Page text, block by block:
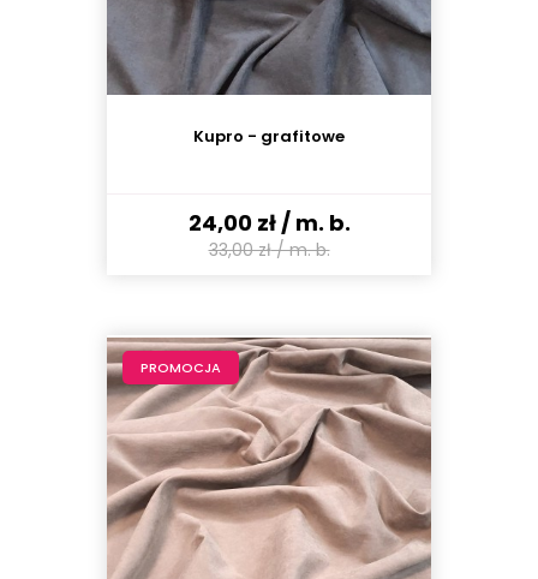
Kupro - grafitowe
24,00 zł/ m. b.
33,00 zł/ m. b.
PROMOCJA